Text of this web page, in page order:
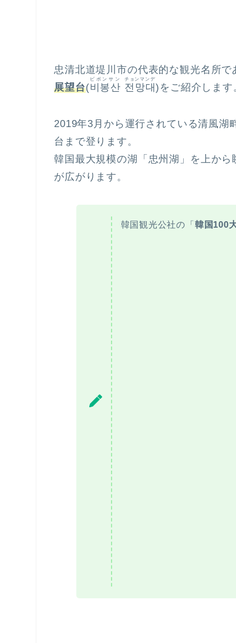
忠清北道堤川市の代表的な観光名所で
展望台(비봉산
ビボンサン
전망대
チョンマンデ
)をご紹介します
2019年3月から運行されている清風湖
台まで登ります。
韓国最大規模の湖「忠州湖」を上か
が広がります。
韓国観光公社の「韓国100